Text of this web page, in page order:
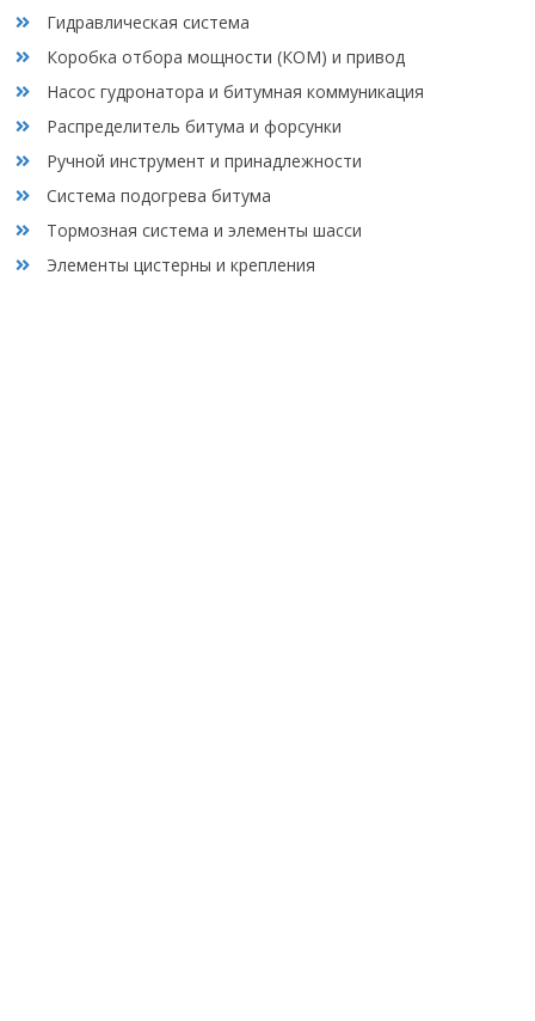
Гидравлическая система
Коробка отбора мощности (КОМ) и привод
Насос гудронатора и битумная коммуникация
Распределитель битума и форсунки
Ручной инструмент и принадлежности
Система подогрева битума
Тормозная система и элементы шасси
Элементы цистерны и крепления